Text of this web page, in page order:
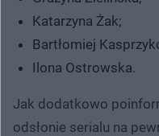
Katarzyna Żak;
Bartłomiej
Ilona Ostrowska.
Jak dodatkowo
odsłonie serialu na